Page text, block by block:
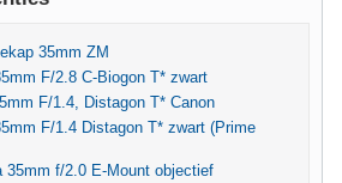
35mm ZM
F/2.8 C-Biogon T* zwart
F/1.4, Distagon T* Canon
F/1.4 Distagon T* zwart (Prime
35mm f/2.0 E-Mount objectief